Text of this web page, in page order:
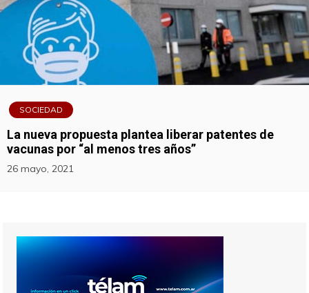
SOCIEDAD
La nueva propuesta plantea liberar patentes de
vacunas por “al menos tres años”
26 mayo, 2021